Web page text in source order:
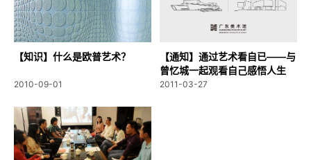
【知识】什么是欧普艺术？
2010-09-01
【通知】通过艺术看自已——与
曾忆城一起观看自己感悟人生
2011-03-27